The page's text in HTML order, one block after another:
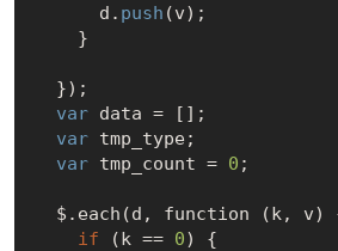
      d.
push (v);
var data = [];
var tmp_type;
var tmp_count = 0 ;
if (k == 0) {